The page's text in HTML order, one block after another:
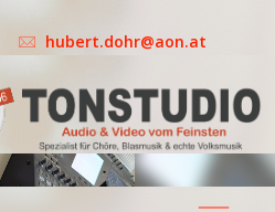
hubert.dohr@aon.at